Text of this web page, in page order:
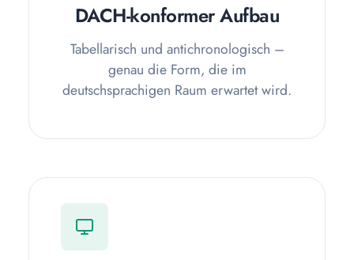
DACH-konformer Aufbau
Tabellarisch und antichronologisch –
genau die Form, die im
deutschsprachigen Raum erwartet wird.